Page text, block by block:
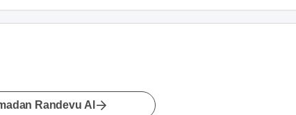
Randevu Al